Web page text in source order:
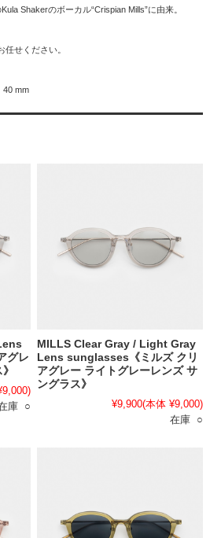
Shakerのボーカル“Crispian Mills”に由来。
せください。
40 mm
グレ
庫 ○
MILLS Clear Gray / Light Gray
Lens sunglasses《ミルズ クリ
アグレー ライトグレーレンズ サ
ングラス》
¥9,900(本体 ¥9,000)
在庫 ○